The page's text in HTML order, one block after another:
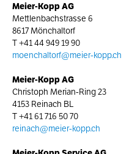
Meier-Kopp AG
Mettlenbachstrasse 6
8617 Mönchaltorf
T+41 44 949 19 90
moenchaltorf@meier-kopp.ch
Meier-Kopp AG
Christoph Merian-Ring 23
4153 Reinach BL
T+41 61 716 50 70
reinach@meier-kopp.ch